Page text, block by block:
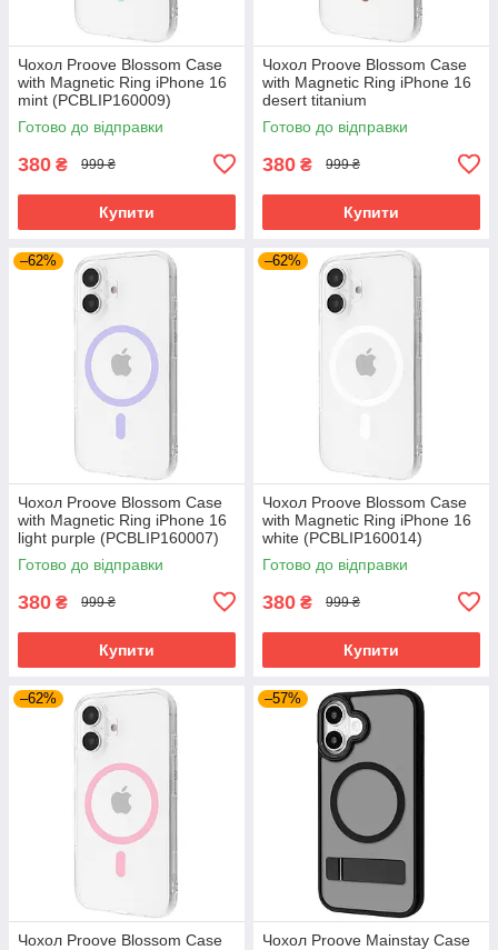
Чохол Proove Blossom Case
with Magnetic Ring iPhone 16
mint (PCBLIP160009)
Готово до відправки
380 ₴ 999 ₴
Купити
Чохол Proove Blossom Case
with Magnetic Ring iPhone 16
desert titanium
(PCBLIP160033)
Готово до відправки
380 ₴ 999 ₴
Купити
–62%
Чохол Proove Blossom Case
with Magnetic Ring iPhone 16
light purple (PCBLIP160007)
Готово до відправки
380 ₴ 999 ₴
Купити
–62%
Чохол Proove Blossom Case
with Magnetic Ring iPhone 16
white (PCBLIP160014)
Готово до відправки
380 ₴ 999 ₴
Купити
–62%
Чохол Proove Blossom Case
–57%
Чохол Proove Mainstay Case